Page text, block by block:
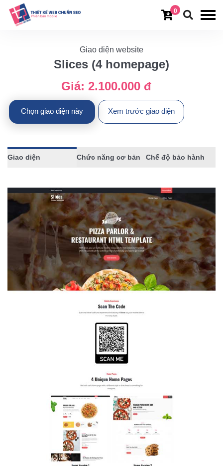
0
Giao diện website
Slices (4 homepage)
Giá: 2.100.000 đ
Chọn giao diện này Xem trước giao diện
Giao diện Chức năng cơ bản Chế độ bảo hành